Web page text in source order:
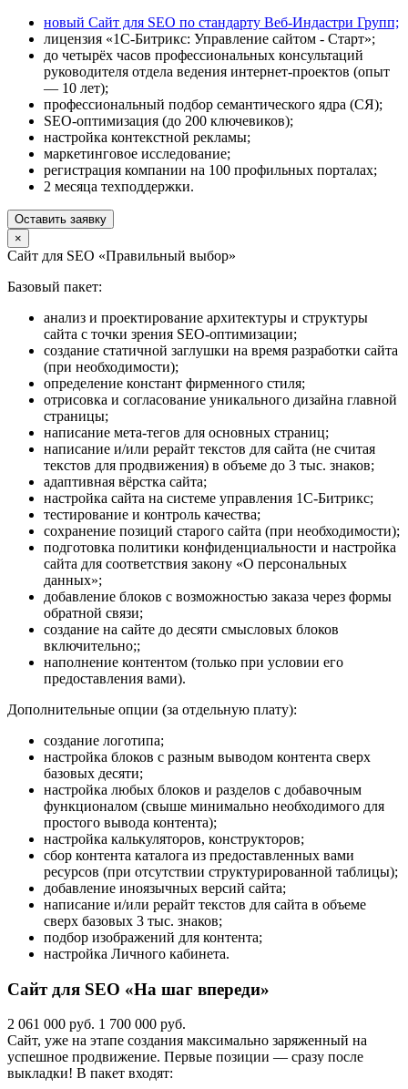
новый Сайт для SEO по стандарту Веб-Индастри Групп;
лицензия «1С-Битрикс: Управление сайтом - Старт»;
до четырёх часов профессиональных консультаций
руководителя отдела ведения интернет-проектов (опыт
— 10 лет);
профессиональный подбор семантического ядра (СЯ);
SEO-оптимизация (до 200 ключевиков);
настройка контекстной рекламы;
маркетинговое исследование;
регистрация компании на 100 профильных порталах;
2 месяца техподдержки.
Оставить заявку
×
Сайт для SEO «Правильный выбор»
Базовый пакет:
анализ и проектирование архитектуры и структуры
сайта с точки зрения SEO-оптимизации;
создание статичной заглушки на время разработки сайта
(при необходимости);
определение констант фирменного стиля;
отрисовка и согласование уникального дизайна главной
страницы;
написание мета-тегов для основных страниц;
написание и/или рерайт текстов для сайта (не считая
текстов для продвижения) в объеме до 3 тыс. знаков;
адаптивная вёрстка сайта;
настройка сайта на системе управления 1С-Битрикс;
тестирование и контроль качества;
сохранение позиций старого сайта (при необходимости);
подготовка политики конфиденциальности и настройка
сайта для соответствия закону «О персональных
данных»;
добавление блоков с возможностью заказа через формы
обратной связи;
создание на сайте до десяти смысловых блоков
включительно;;
наполнение контентом (только при условии его
предоставления вами).
Дополнительные опции (за отдельную плату):
создание логотипа;
настройка блоков с разным выводом контента сверх
базовых десяти;
настройка любых блоков и разделов с добавочным
функционалом (свыше минимально необходимого для
простого вывода контента);
настройка калькуляторов, конструкторов;
сбор контента каталога из предоставленных вами
ресурсов (при отсутствии структурированной таблицы);
добавление иноязычных версий сайта;
написание и/или рерайт текстов для сайта в объеме
сверх базовых 3 тыс. знаков;
подбор изображений для контента;
настройка Личного кабинета.
Сайт для SEO «На шаг впереди»
2 061 000 руб. 1 700 000 руб.
Сайт, уже на этапе создания максимально заряженный на
успешное продвижение. Первые позиции — сразу после
выкладки! В пакет входят: